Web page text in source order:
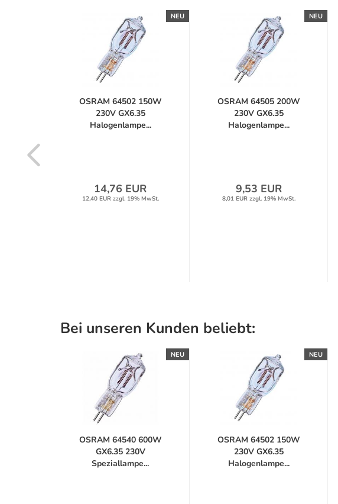
NEU
OSRAM 64502 150W
230V GX6.35
Halogenlampe...
14,76 EUR
12,40 EUR zzgl. 19% MwSt.
NEU
OSRAM 64505 200W
230V GX6.35
Halogenlampe...
9,53 EUR
8,01 EUR zzgl. 19% MwSt.
Bei unseren Kunden beliebt:
NEU
OSRAM 64540 600W
GX6.35 230V
Speziallampe...
NEU
OSRAM 64502 150W
230V GX6.35
Halogenlampe...